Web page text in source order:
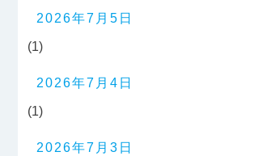
2026年7月5日
(1)
2026年7月4日
(1)
2026年7月3日